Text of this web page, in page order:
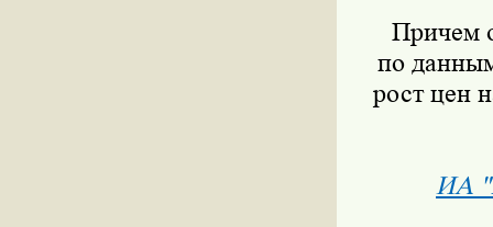
Причем
по
рост цен
ИА